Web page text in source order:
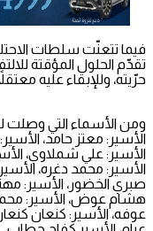
فيما تتعنّت سلطات
تقدّم الحلول المؤقتة
حرّيته، وللإبقاء عليه معتقلاً
ومن الأسماء التي وصلت
الأسير: معتز حامد،
الأسير: علي شملاوي،
الأسير: محمد دغره،
صبري الخضور، الأسير:
هشام عوض، الأسير:
عوفه، الأسير: كنعان